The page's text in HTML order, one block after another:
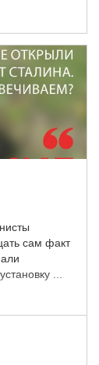
сам факт
...